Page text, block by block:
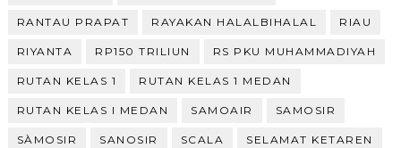
RANTAU PRAPAT RAYAKAN HALALBIHALAL RIAU
RIYANTA RP150 TRILIUN RS PKU MUHAMMADIYAH
RUTAN KELAS 1 RUTAN KELAS 1 MEDAN
RUTAN KELAS I MEDAN SAMOAIR SAMOSIR
SÀMOSIR SANOSIR SCALA SELAMAT KETAREN